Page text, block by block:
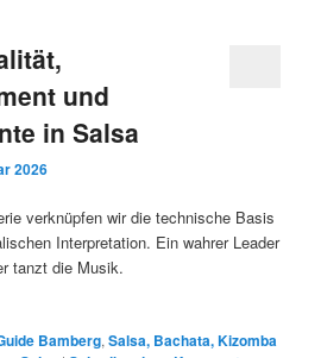
und
in Salsa
2026
verknüpfen wir die technische Basis
Interpretation. Ein wahrer Leader
tanzt die Musik.
Bamberg,Salsa, Bachata, Kizomba